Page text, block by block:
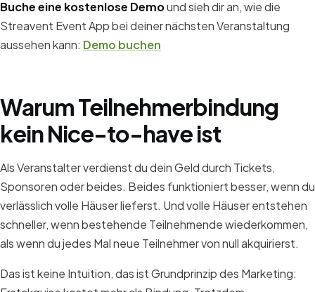
Buche eine kostenlose Demound sieh dir an, wie die
Streavent Event App bei deiner nächsten Veranstaltung
aussehen kann: Demo buchen
Warum Teilnehmerbindung
kein Nice-to-have ist
Als Veranstalter verdienst du dein Geld durch Tickets,
Sponsoren oder beides. Beides funktioniert besser, wenn du
verlässlich volle Häuser lieferst. Und volle Häuser entstehen
schneller, wenn bestehende Teilnehmende wiederkommen,
als wenn du jedes Mal neue Teilnehmer von null akquirierst.
Das ist keine Intuition, das ist Grundprinzip des Marketing: